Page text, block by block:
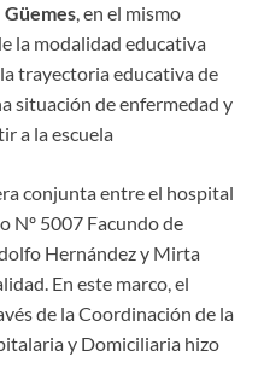
Güemes, en el mismo
la modalidad educativa
trayectoria educativa de
situación de enfermedad y
a la escuela
conjunta entre el hospital
Nº 5007 Facundo de
Hernández y Mirta
En este marco, el
de la Coordinación de la
y Domiciliaria hizo